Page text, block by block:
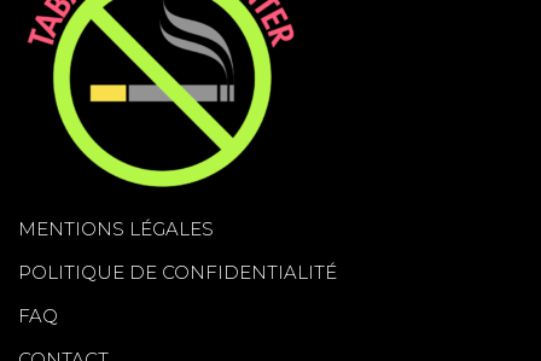
MENTIONS LÉGALES
POLITIQUE DE CONFIDENTIALITÉ
FAQ